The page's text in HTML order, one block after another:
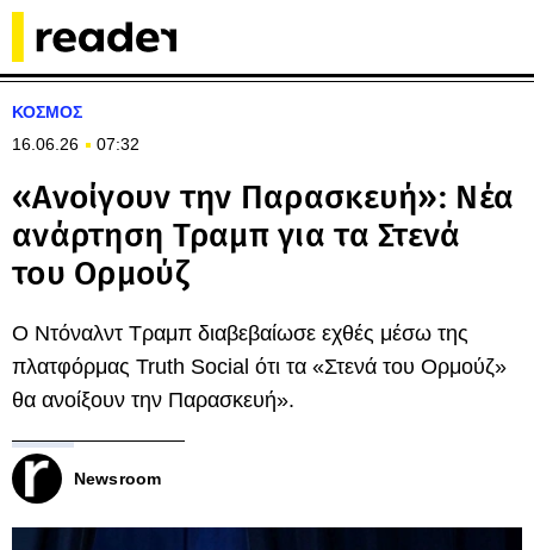
ΚΟΣΜΟΣ
16.06.26
07:32
«Ανοίγουν την Παρασκευή»: Νέα
ανάρτηση Τραμπ για τα Στενά
του Ορμούζ
Ο Ντόναλντ Τραμπ διαβεβαίωσε εχθές μέσω της
πλατφόρμας Truth Social ότι τα «Στενά του Ορμούζ»
θα ανοίξουν την Παρασκευή».
Newsroom